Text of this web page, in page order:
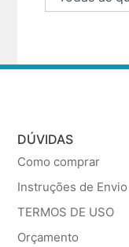
DÚVIDAS
Como comprar
Instruções de Envio
TERMOS DE USO
Orçamento